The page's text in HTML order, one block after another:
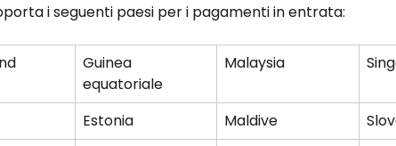
i seguenti paesi per i pagamenti in entrata:
Guinea
equatoriale
Malaysia
Estonia Maldive